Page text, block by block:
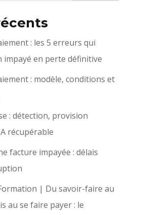
: les 5 erreurs qui
en perte définitive
: modèle, conditions et
: détection, provision
récupérable
facture impayée : délais
| Du savoir-faire au
au se faire payer : le